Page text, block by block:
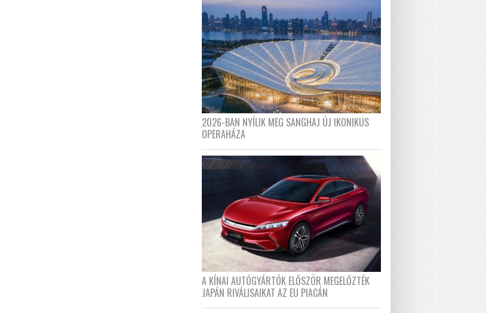
2026-BAN NYÍLIK MEG SANGHAJ ÚJ IKONIKUS
OPERAHÁZA
A KÍNAI AUTÓGYÁRTÓK ELŐSZÖR MEGELŐZTÉK
JAPÁN RIVÁLISAIKAT AZ EU PIACÁN